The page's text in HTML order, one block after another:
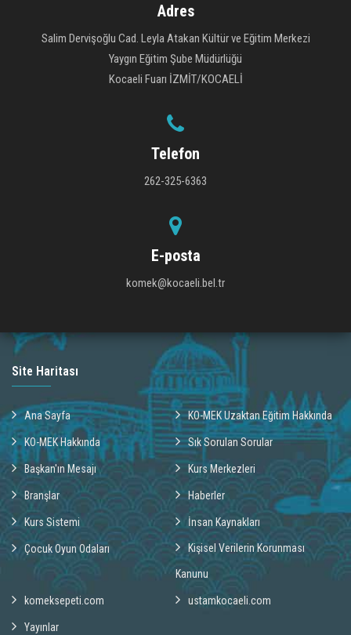
Adres
Salim Dervişoğlu Cad. Leyla Atakan Kültür ve Eğitim Merkezi
Yaygın Eğitim Şube Müdürlüğü
Kocaeli Fuarı İZMİT/KOCAELİ
Telefon
262-325-6363
E-posta
komek@kocaeli.bel.tr
Site Haritası
Ana Sayfa KO-MEK Uzaktan Eğitim Hakkında
KO-MEK Hakkında Sık Sorulan Sorular
Başkan'ın Mesajı Kurs Merkezleri
Branşlar Haberler
Kurs Sistemi İnsan Kaynakları
Çocuk Oyun Odaları Kişisel Verilerin Korunması
Kanunu
komeksepeti.com ustamkocaeli.com
Yayınlar